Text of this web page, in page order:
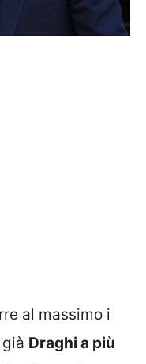
al massimo i
Draghi a più